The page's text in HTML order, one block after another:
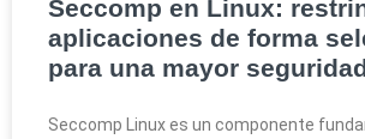
Seccomp en Linux:
aplicaciones de forma
para una mayor
Seccomp Linux es un componente